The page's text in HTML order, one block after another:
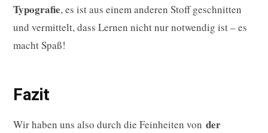
Typografie, es ist aus einem anderen Stoff geschnitten
und vermittelt, dass Lernen nicht nur notwendig ist – es
macht Spaß!
Fazit
Wir haben uns also durch die Feinheiten von der